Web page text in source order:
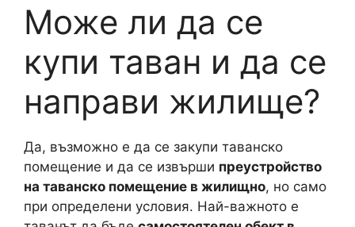
Може ли да се
купи таван и да се
направи жилище?
Да, възможно е да се закупи таванско
помещение и да се извърши преустройство
на таванско помещение в жилищно, но само
при определени условия. Най-важното е